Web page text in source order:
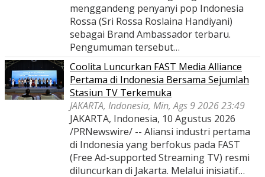
menggandeng penyanyi pop Indonesia
Rossa (Sri Rossa Roslaina Handiyani)
sebagai Brand Ambassador terbaru.
Pengumuman tersebut…
Coolita Luncurkan FAST Media Alliance
Pertama di Indonesia Bersama Sejumlah
Stasiun TV Terkemuka
JAKARTA, Indonesia, Min, Ags 9 2026 23:49
JAKARTA, Indonesia, 10 Agustus 2026
/PRNewswire/ -- Aliansi industri pertama
di Indonesia yang berfokus pada FAST
(Free Ad-supported Streaming TV) resmi
diluncurkan di Jakarta. Melalui inisiatif…